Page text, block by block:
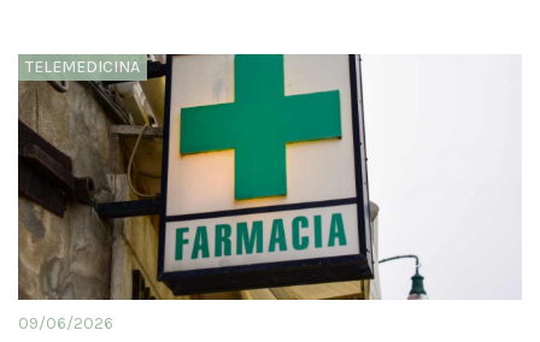
TELEMEDICINA
09/06/2026